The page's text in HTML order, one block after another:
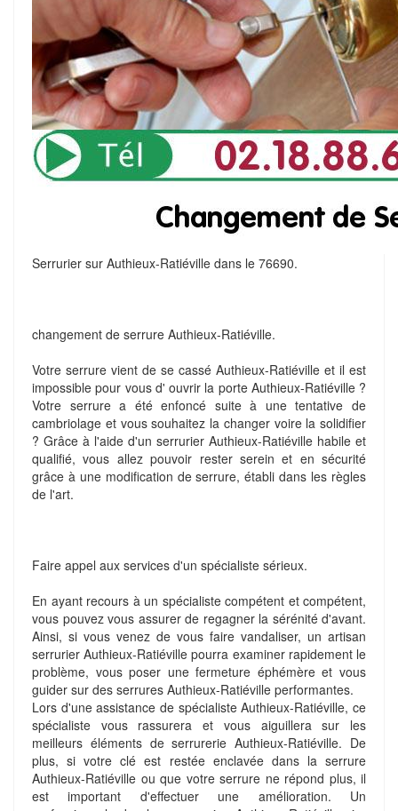
Serrurier sur Authieux-Ratiéville dans le 76690.
changement de serrure Authieux-Ratiéville.
Votre serrure vient de se cassé Authieux-Ratiéville et il est
impossible pour vous d' ouvrir la porte Authieux-Ratiéville ?
Votre serrure a été enfoncé suite à une tentative de
cambriolage et vous souhaitez la changer voire la solidifier
? Grâce à l'aide d'un serrurier Authieux-Ratiéville habile et
qualifié, vous allez pouvoir rester serein et en sécurité
grâce à une modification de serrure, établi dans les règles
de l'art.
Faire appel aux services d'un spécialiste sérieux.
En ayant recours à un spécialiste compétent et compétent,
vous pouvez vous assurer de regagner la sérénité d'avant.
Ainsi, si vous venez de vous faire vandaliser, un artisan
serrurier Authieux-Ratiéville pourra examiner rapidement le
problème, vous poser une fermeture éphémère et vous
guider sur des serrures Authieux-Ratiéville performantes.
Lors d'une assistance de spécialiste Authieux-Ratiéville, ce
spécialiste vous rassurera et vous aiguillera sur les
meilleurs éléments de serrurerie Authieux-Ratiéville. De
plus, si votre clé est restée enclavée dans la serrure
Authieux-Ratiéville ou que votre serrure ne répond plus, il
est important d'effectuer une amélioration. Un